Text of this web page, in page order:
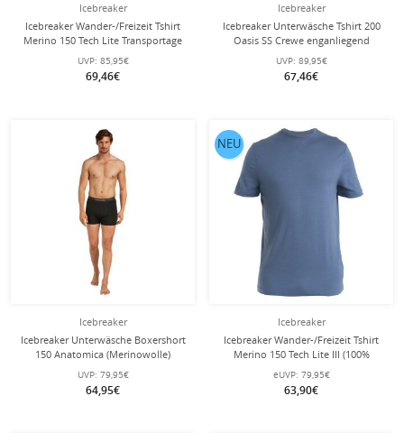
Icebreaker
Icebreaker Wander-/Freizeit Tshirt
Merino 150 Tech Lite Transportage
(100% Merinowolle) grau Herren
UVP: 85,95€
69,46€
Icebreaker
Icebreaker Unterwäsche Tshirt 200
Oasis SS Crewe enganliegend
(Merinowolle) schwarz Herren
UVP: 89,95€
67,46€
Icebreaker
Icebreaker Unterwäsche Boxershort
150 Anatomica (Merinowolle)
schwarz Herren - 2 Stück
UVP: 79,95€
64,95€
Icebreaker
Icebreaker Wander-/Freizeit Tshirt
Merino 150 Tech Lite III (100%
Merinowolle) blau Herren
eUVP: 79,95€
63,90€
NEU